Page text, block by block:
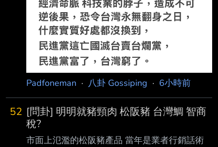
Padfoneman · 八卦 Gossiping · 6小時前
52 [問卦] 明明就豬頸肉 松阪豬 台灣鯛 智商
稅?
市面上氾濫的松阪豬產品 當年是業者行銷話術